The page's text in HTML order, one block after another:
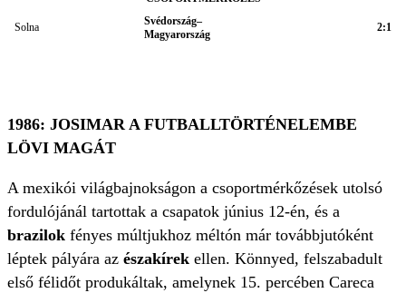
Solna
Svédország–
Magyarország
2:1
1986: JOSIMAR A FUTBALLTÖRTÉNELEMBE
LÖVI MAGÁT
A mexikói világbajnokságon a csoportmérkőzések utolsó
fordulójánál tartottak a csapatok június 12-én, és a
brazilok fényes múltjukhoz méltón már továbbjutóként
léptek pályára az északírek ellen. Könnyed, felszabadult
első félidőt produkáltak, amelynek 15. percében Careca